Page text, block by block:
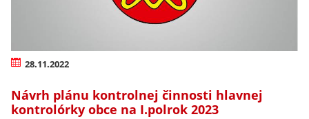
28.11.2022
Návrh plánu kontrolnej činnosti hlavnej
kontrolórky obce na I.polrok 2023